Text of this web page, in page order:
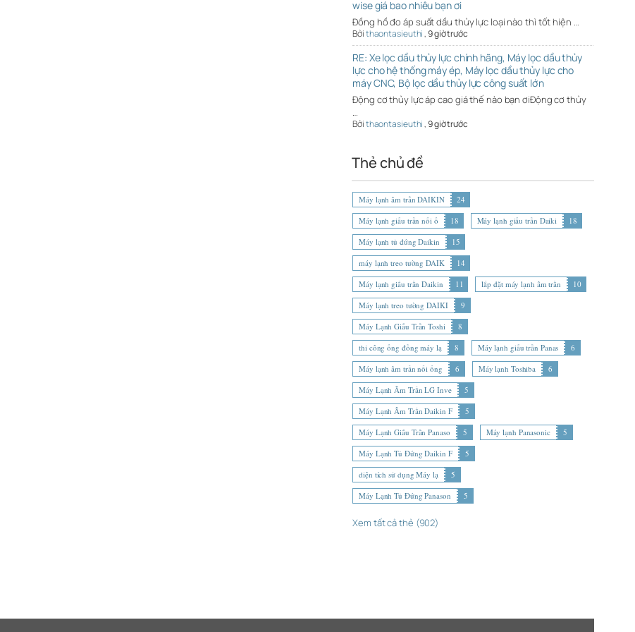
wise giá bao nhiêu bạn ơi
Đồng hồ đo áp suất dầu thủy lực loại nào thì tốt hiện …
Bởithaontasieuthi,9 giờ trước
RE: Xe lọc dầu thủy lực chính hãng, Máy lọc dầu thủy
lực cho hệ thống máy ép, Máy lọc dầu thủy lực cho
máy CNC, Bộ lọc dầu thủy lực công suất lớn
Động cơ thủy lực áp cao giá thế nào bạn ơiĐộng cơ thủy
…
Bởithaontasieuthi,9 giờ trước
Thẻ chủ đề
Máy lạnh âm trần DAIKIN
24
Máy lạnh giấu trần nối ố
18 Máy lạnh giấu trần Daiki
18
Máy lạnh tủ đứng Daikin
15
máy lạnh treo tường DAIK
14
Máy lạnh giấu trần Daikin
11 lắp đặt máy lạnh âm trần
10
Máy lạnh treo tường DAIKI
9
Máy Lạnh Giấu Trần Toshi
8
thi công ống đồng máy lạ
8 Máy lạnh giấu trần Panas
6
Máy lạnh âm trần nối ống
6 Máy lạnh Toshiba
6
Máy Lạnh Âm Trần LG Inve
5
Máy Lạnh Âm Trần Daikin F
5
Máy Lạnh Giấu Trần Panaso
5 Máy lạnh Panasonic
5
Máy Lạnh Tủ Đứng Daikin F
5
diện tích sử dụng Máy lạ
5
Máy Lạnh Tủ Đứng Panason
5
Xem tất cả thẻ (902)